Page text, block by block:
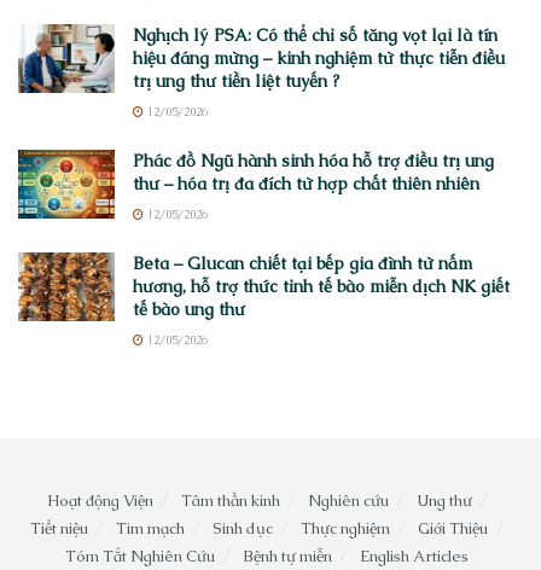
Nghịch lý PSA: Có thể chỉ số tăng vọt lại là tín
hiệu đáng mừng – kinh nghiệm từ thực tiễn điều
trị ung thư tiền liệt tuyến ?
12/05/2026
Phác đồ Ngũ hành sinh hóa hỗ trợ điều trị ung
thư – hóa trị đa đích từ hợp chất thiên nhiên
12/05/2026
Beta – Glucan chiết tại bếp gia đình từ nấm
hương, hỗ trợ thức tỉnh tế bào miễn dịch NK giết
tế bào ung thư
12/05/2026
Hoạt động Viện Tâm thần kinh Nghiên cứu
Ung thư
Tiết niệu
Tim mạch Sinh dục Thực nghiệm
Giới Thiệu
Tóm Tắt Nghiên Cứu
Bệnh tự miễn English Articles